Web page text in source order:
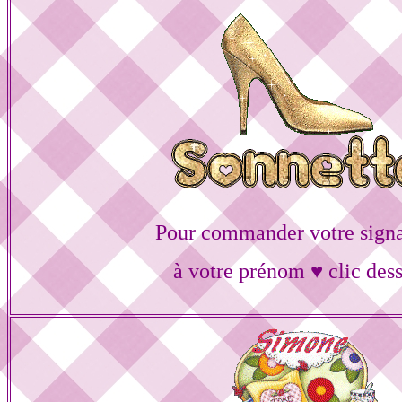
Pour commander votre
à votre prénom ♥ clic